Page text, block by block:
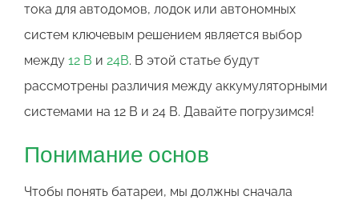
тока для автодомов, лодок или автономных
систем ключевым решением является выбор
между 12 В и 24В. В этой статье будут
рассмотрены различия между аккумуляторными
системами на 12 В и 24 В. Давайте погрузимся!
Понимание основ
Чтобы понять батареи, мы должны сначала